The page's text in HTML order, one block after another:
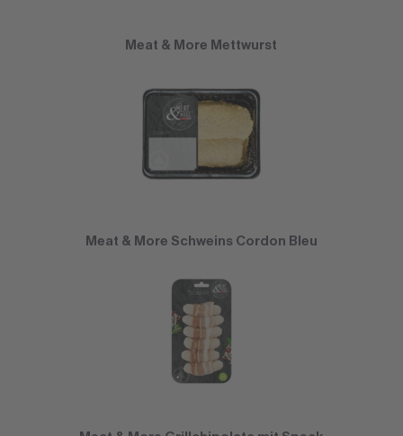
Meat & More Mettwurst
Meat & More Schweins Cordon Bleu